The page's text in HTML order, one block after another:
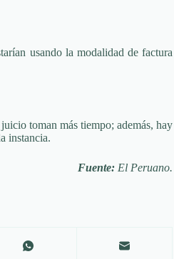
usando la modalidad de factura
toman más tiempo; además, hay
instancia.
Fuente: El Peruano.